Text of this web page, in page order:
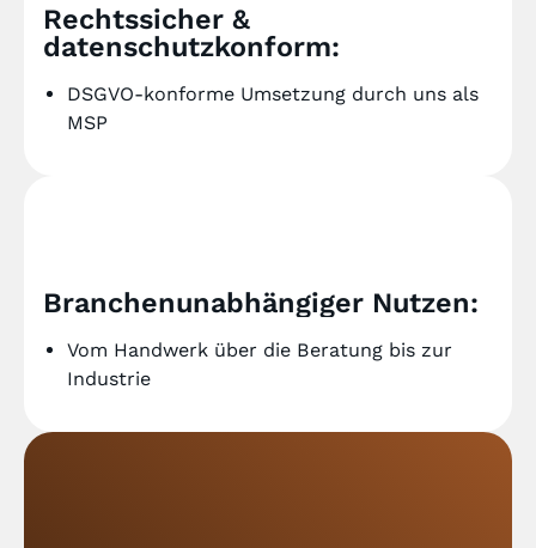
Rechtssicher &
datenschutzkonform:
DSGVO-konforme Umsetzung durch uns als
MSP
Branchenunabhängiger Nutzen:
Vom Handwerk über die Beratung bis zur
Industrie